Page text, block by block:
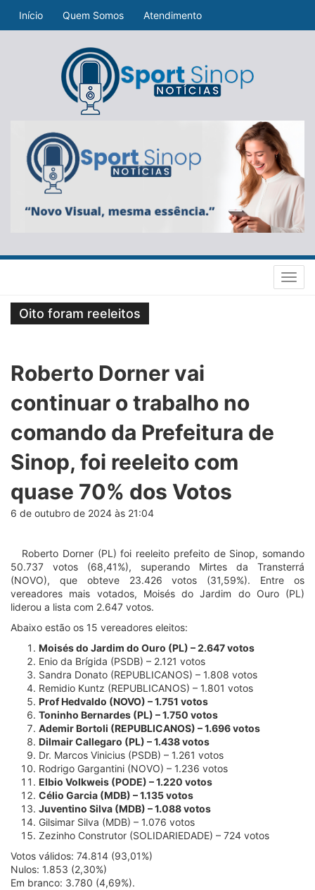
Início Quem Somos Atendimento
Oito foram reeleitos
Roberto Dorner vai
continuar o trabalho no
comando da Prefeitura de
Sinop, foi reeleito com
quase 70% dos Votos
6 de outubro de 2024 às 21:04
Roberto Dorner (PL) foi reeleito prefeito de Sinop, somando
50.737 votos (68,41%), superando Mirtes da Transterrá
(NOVO), que obteve 23.426 votos (31,59%). Entre os
vereadores mais votados, Moisés do Jardim do Ouro (PL)
liderou a lista com 2.647 votos.
Abaixo estão os 15 vereadores eleitos:
Moisés do Jardim do Ouro (PL) – 2.647 votos
Enio da Brígida (PSDB) – 2.121 votos
Sandra Donato (REPUBLICANOS) – 1.808 votos
Remidio Kuntz (REPUBLICANOS) – 1.801 votos
Prof Hedvaldo (NOVO) – 1.751 votos
Toninho Bernardes (PL) – 1.750 votos
Ademir Bortoli (REPUBLICANOS) – 1.696 votos
Dilmair Callegaro (PL) – 1.438 votos
Dr. Marcos Vinicius (PSDB) – 1.261 votos
Rodrigo Gargantini (NOVO) – 1.236 votos
Elbio Volkweis (PODE) – 1.220 votos
Célio Garcia (MDB) – 1.135 votos
Juventino Silva (MDB) – 1.088 votos
Gilsimar Silva (MDB) – 1.076 votos
Zezinho Construtor (SOLIDARIEDADE) – 724 votos
Votos válidos: 74.814 (93,01%)
Nulos: 1.853 (2,30%)
Em branco: 3.780 (4,69%).